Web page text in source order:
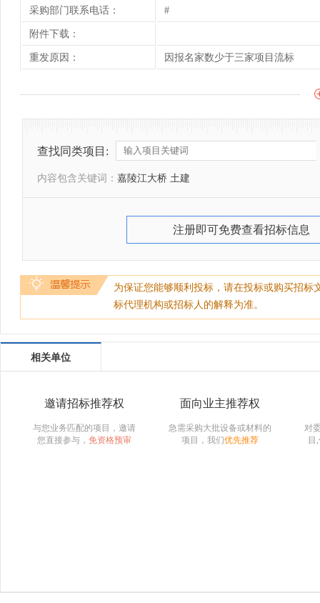
采购部门联系电话： #
附件下载：
重发原因： 因报名家数少于三家项目流标
查找同类项目:
内容包含关键词： 嘉陵江大桥 土建
注册即可免费查看招标信息
为保证您能够顺利投标，请在投标或购买招
标代理机构或招标人的解释为准。
相关单位
邀请招标推荐权
与您业务匹配的项目，邀请
您直接参与， 免资格预审
面向业主推荐权
急需采购大批设备或材料的
项目，我们优先推荐
对
目